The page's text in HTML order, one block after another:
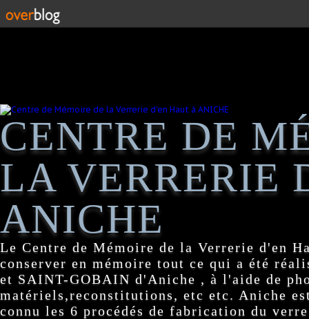
CENTRE DE
LA VERRERIE
ANICHE
Le Centre de Mémoire de la Verrerie d'en
conserver en mémoire tout ce qui a été
et SAINT-GOBAIN d'Aniche , à l'aide de
matériels,reconstitutions, etc etc. Aniche
connu les 6 procédés de fabrication du